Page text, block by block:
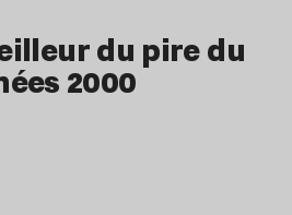
du pire du
2000